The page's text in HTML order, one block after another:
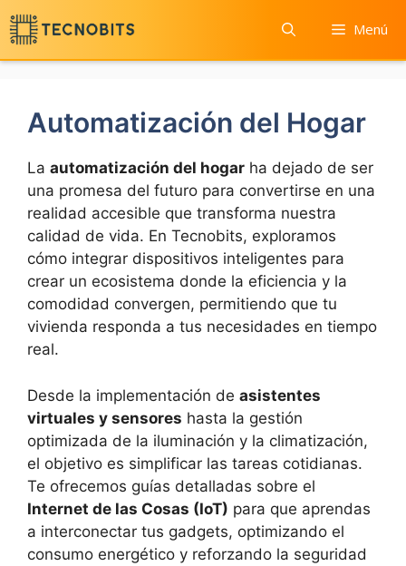
Saltar
al
contenido
Menú
Automatización del Hogar
La automatización del hogar ha dejado de ser
una promesa del futuro para convertirse en una
realidad accesible que transforma nuestra
calidad de vida. En Tecnobits, exploramos
cómo integrar dispositivos inteligentes para
crear un ecosistema donde la eficiencia y la
comodidad convergen, permitiendo que tu
vivienda responda a tus necesidades en tiempo
real.
Desde la implementación de asistentes
virtuales y sensores hasta la gestión
optimizada de la iluminación y la climatización,
el objetivo es simplificar las tareas cotidianas.
Te ofrecemos guías detalladas sobre el
Internet de las Cosas (IoT) para que aprendas
a interconectar tus gadgets, optimizando el
consumo energético y reforzando la seguridad